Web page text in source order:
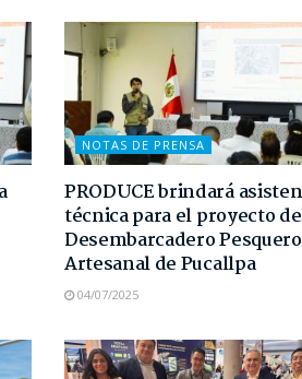
NOTAS DE PRENSA
PRODUCE brindará
técnica para el proyecto
Desembarcadero Pesquero
Artesanal de Pucallpa
04/07/2025